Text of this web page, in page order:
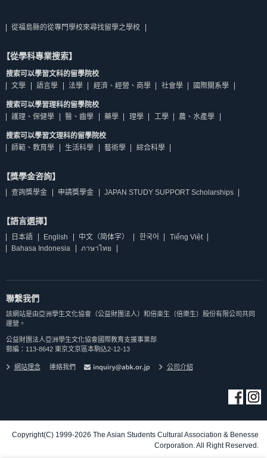
從福島縣的從專門學校來尋找留學之學校
【從學科專業搜索】
搜索可以學習文科的留學院校
文學
語言學 法學 經濟、經營、商學 社會學 國際關系學
搜索可以學習理科的留學院校
護理、保健學
醫、齒學 藥學 理學 工學 農、水產學
搜索可以學習文理科的留學院校
師範、教育學
生活科學 藝術學 綜合科學
【獎學金咨詢】
查詢獎學金 申請獎學金 JAPAN STUDY SUPPORT Scholarships
【語言選擇】
日本語 English 中文（简体字） 한국어
Tiếng Việt
Bahasa Indonesia
ภาษาไทย
聯繫我們
該網站是由亞洲學生文化協會（公益財團法人）和倍楽生（倍樂生）股份有限公司共同
運營。
公益財團法人亞洲學生文化協會國際教育支援事業部
郵編：113-8642 東京文京區本駒込2-12-13
網站理念 連絡我們 公司介紹
Copyright(C) 1999-2026 The Asian Students Cultural Association & Benesse
Corporation. All Right Reserved.